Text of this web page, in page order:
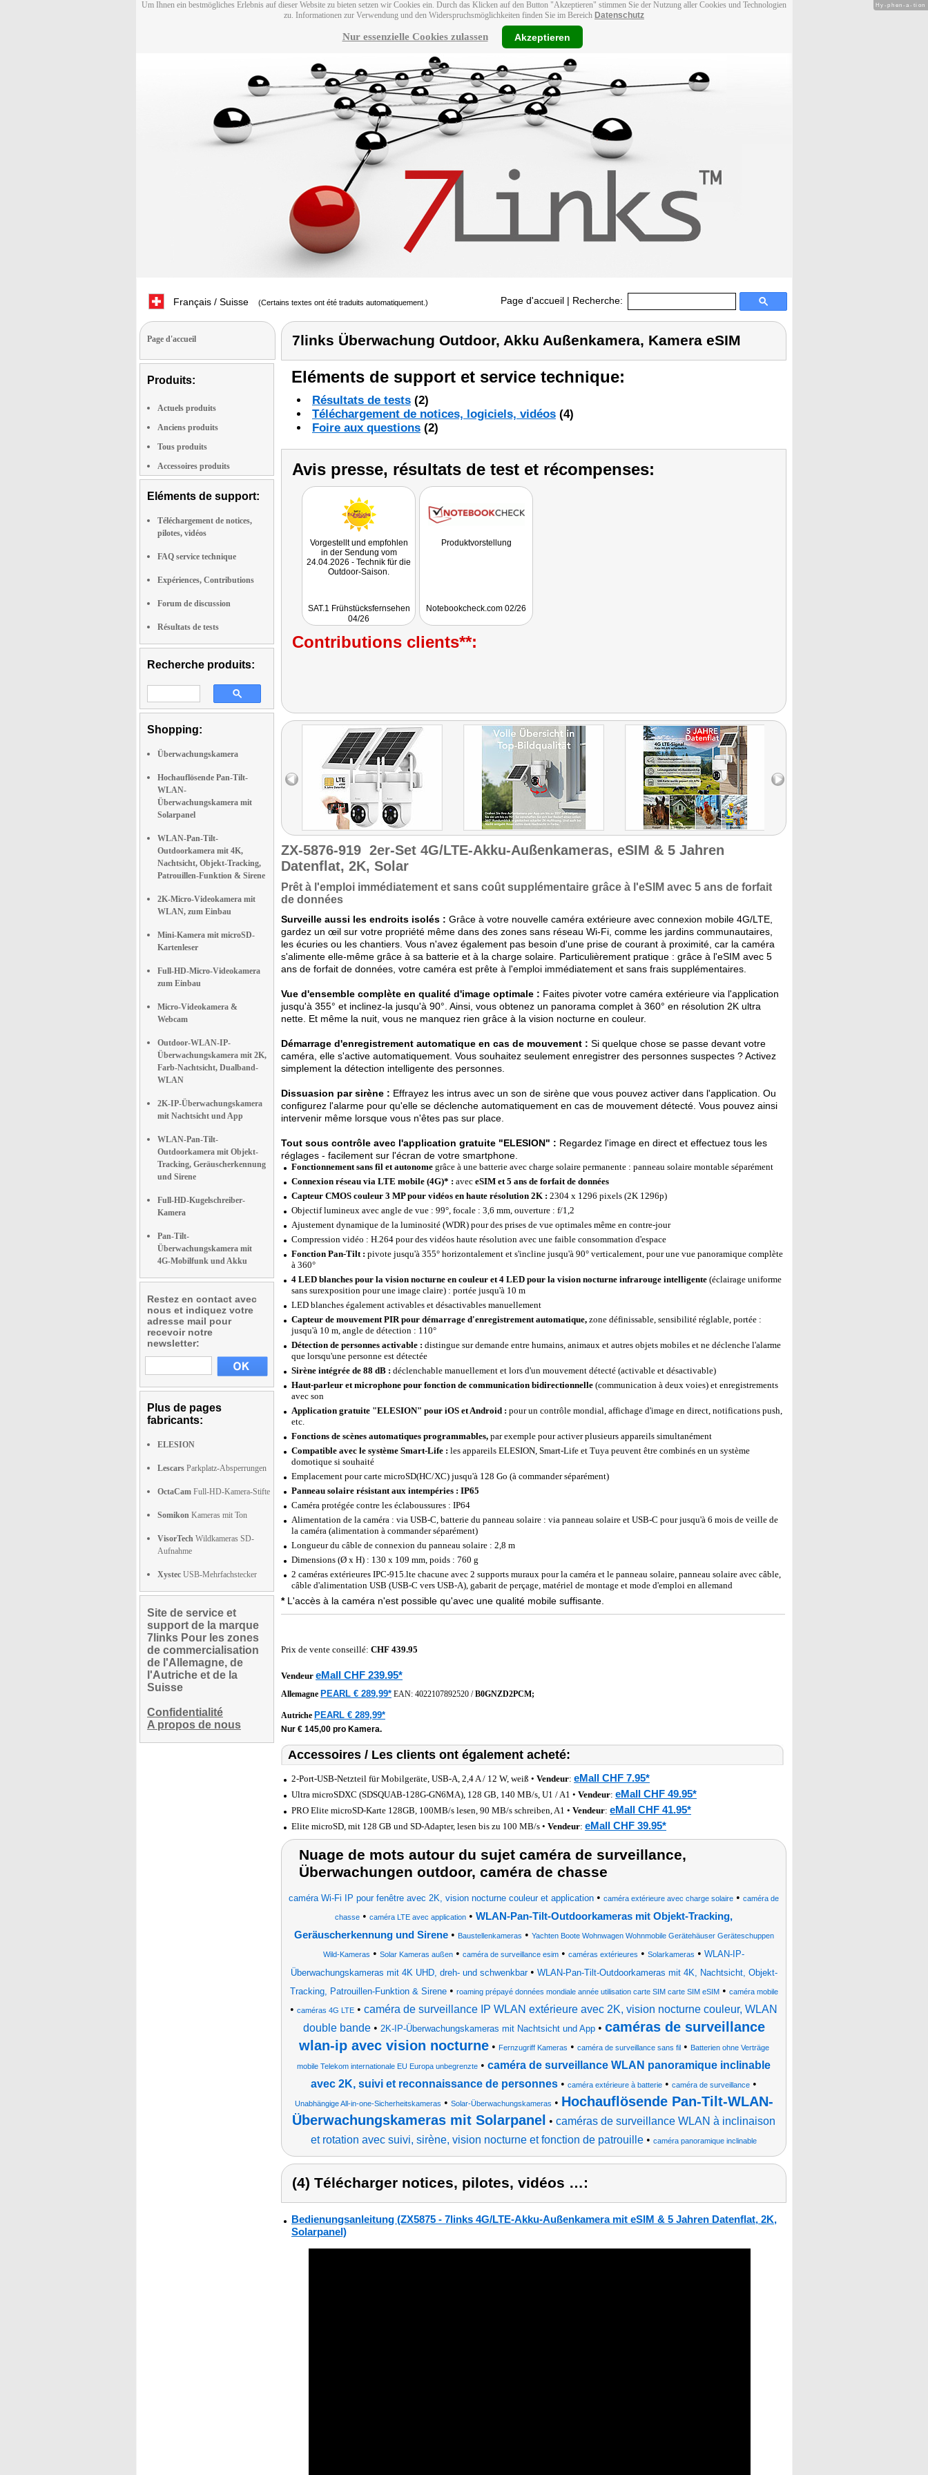
Um Ihnen ein bestmögliches Erlebnis auf dieser Website zu bieten setzen wir Cookies ein. Durch das Klicken auf den Button "Akzeptieren" stimmen Sie der Nutzung aller Cookies und Technologien
zu. Informationen zur Verwendung und den Widerspruchsmöglichkeiten finden Sie im Bereich Datenschutz
Nur essenzielle Cookies zulassen Akzeptieren
Français / Suisse (Certains textes ont été traduits automatiquement.) Page d'accueil | Recherche:
Page d'accueil
Produits:
Actuels produits
Anciens produits
Tous produits
Accessoires produits
Eléments de support:
Téléchargement de notices,
pilotes, vidéos
FAQ service technique
Expériences, Contributions
Forum de discussion
Résultats de tests
Recherche produits:
Shopping:
Überwachungskamera
Hochauflösende Pan-Tilt-
WLAN-
Überwachungskamera mit
Solarpanel
WLAN-Pan-Tilt-
Outdoorkamera mit 4K,
Nachtsicht, Objekt-Tracking,
Patrouillen-Funktion & Sirene
2K-Micro-Videokamera mit
WLAN, zum Einbau
Mini-Kamera mit microSD-
Kartenleser
Full-HD-Micro-Videokamera
zum Einbau
Micro-Videokamera &
Webcam
Outdoor-WLAN-IP-
Überwachungskamera mit 2K,
Farb-Nachtsicht, Dualband-
WLAN
2K-IP-Überwachungskamera
mit Nachtsicht und App
WLAN-Pan-Tilt-
Outdoorkamera mit Objekt-
Tracking, Geräuscherkennung
und Sirene
Full-HD-Kugelschreiber-
Kamera
Pan-Tilt-
Überwachungskamera mit
4G-Mobilfunk und Akku
Restez en contact avec
nous et indiquez votre
adresse mail pour
recevoir notre
newsletter:
Plus de pages
fabricants:
ELESION
Lescars Parkplatz-Absperrungen
OctaCam Full-HD-Kamera-Stifte
Somikon Kameras mit Ton
VisorTech Wildkameras SD-
Aufnahme
Xystec USB-Mehrfachstecker
Site de service et
support de la marque
7links Pour les zones
de commercialisation
de l'Allemagne, de
l'Autriche et de la
Suisse
Confidentialité
A propos de nous
7links Überwachung Outdoor, Akku Außenkamera, Kamera eSIM
Eléments de support et service technique:
Résultats de tests (2)
Téléchargement de notices, logiciels, vidéos (4)
Foire aux questions (2)
Avis presse, résultats de test et récompenses:
Vorgestellt und empfohlen
in der Sendung vom
24.04.2026 - Technik für die
Outdoor-Saison.
SAT.1 Frühstücksfernsehen
04/26
Produktvorstellung
Notebookcheck.com 02/26
Contributions clients**:
ZX-5876-919 2er-Set 4G/LTE-Akku-Außenkameras, eSIM & 5 Jahren
Datenflat, 2K, Solar
Prêt à l'emploi immédiatement et sans coût supplémentaire grâce à l'eSIM avec 5 ans de forfait
de données
Surveille aussi les endroits isolés : Grâce à votre nouvelle caméra extérieure avec connexion mobile 4G/LTE,
gardez un œil sur votre propriété même dans des zones sans réseau Wi-Fi, comme les jardins communautaires,
les écuries ou les chantiers. Vous n'avez également pas besoin d'une prise de courant à proximité, car la caméra
s'alimente elle-même grâce à sa batterie et à la charge solaire. Particulièrement pratique : grâce à l'eSIM avec 5
ans de forfait de données, votre caméra est prête à l'emploi immédiatement et sans frais supplémentaires.
Vue d'ensemble complète en qualité d'image optimale : Faites pivoter votre caméra extérieure via l'application
jusqu'à 355° et inclinez-la jusqu'à 90°. Ainsi, vous obtenez un panorama complet à 360° en résolution 2K ultra
nette. Et même la nuit, vous ne manquez rien grâce à la vision nocturne en couleur.
Démarrage d'enregistrement automatique en cas de mouvement : Si quelque chose se passe devant votre
caméra, elle s'active automatiquement. Vous souhaitez seulement enregistrer des personnes suspectes ? Activez
simplement la détection intelligente des personnes.
Dissuasion par sirène : Effrayez les intrus avec un son de sirène que vous pouvez activer dans l'application. Ou
configurez l'alarme pour qu'elle se déclenche automatiquement en cas de mouvement détecté. Vous pouvez ainsi
intervenir même lorsque vous n'êtes pas sur place.
Tout sous contrôle avec l'application gratuite "ELESION" : Regardez l'image en direct et effectuez tous les
réglages - facilement sur l'écran de votre smartphone.
Fonctionnement sans fil et autonome grâce à une batterie avec charge solaire permanente : panneau solaire montable séparément
Connexion réseau via LTE mobile (4G)* : avec eSIM et 5 ans de forfait de données
Capteur CMOS couleur 3 MP pour vidéos en haute résolution 2K : 2304 x 1296 pixels (2K 1296p)
Objectif lumineux avec angle de vue : 99°, focale : 3,6 mm, ouverture : f/1,2
Ajustement dynamique de la luminosité (WDR) pour des prises de vue optimales même en contre-jour
Compression vidéo : H.264 pour des vidéos haute résolution avec une faible consommation d'espace
Fonction Pan-Tilt : pivote jusqu'à 355° horizontalement et s'incline jusqu'à 90° verticalement, pour une vue panoramique complète
à 360°
4 LED blanches pour la vision nocturne en couleur et 4 LED pour la vision nocturne infrarouge intelligente (éclairage uniforme
sans surexposition pour une image claire) : portée jusqu'à 10 m
LED blanches également activables et désactivables manuellement
Capteur de mouvement PIR pour démarrage d'enregistrement automatique, zone définissable, sensibilité réglable, portée :
jusqu'à 10 m, angle de détection : 110°
Détection de personnes activable : distingue sur demande entre humains, animaux et autres objets mobiles et ne déclenche l'alarme
que lorsqu'une personne est détectée
Sirène intégrée de 88 dB : déclenchable manuellement et lors d'un mouvement détecté (activable et désactivable)
Haut-parleur et microphone pour fonction de communication bidirectionnelle (communication à deux voies) et enregistrements
avec son
Application gratuite "ELESION" pour iOS et Android : pour un contrôle mondial, affichage d'image en direct, notifications push,
etc.
Fonctions de scènes automatiques programmables, par exemple pour activer plusieurs appareils simultanément
Compatible avec le système Smart-Life : les appareils ELESION, Smart-Life et Tuya peuvent être combinés en un système
domotique si souhaité
Emplacement pour carte microSD(HC/XC) jusqu'à 128 Go (à commander séparément)
Panneau solaire résistant aux intempéries : IP65
Caméra protégée contre les éclaboussures : IP64
Alimentation de la caméra : via USB-C, batterie du panneau solaire : via panneau solaire et USB-C pour jusqu'à 6 mois de veille de
la caméra (alimentation à commander séparément)
Longueur du câble de connexion du panneau solaire : 2,8 m
Dimensions (Ø x H) : 130 x 109 mm, poids : 760 g
2 caméras extérieures IPC-915.lte chacune avec 2 supports muraux pour la caméra et le panneau solaire, panneau solaire avec câble,
câble d'alimentation USB (USB-C vers USB-A), gabarit de perçage, matériel de montage et mode d'emploi en allemand
*L'accès à la caméra n'est possible qu'avec une qualité mobile suffisante.
Prix de vente conseillé: CHF 439.95
Vendeur eMall CHF 239.95*
Allemagne PEARL € 289,99* EAN: 4022107892520 /B0GNZD2PCM;
Autriche PEARL € 289,99*
Nur € 145,00 pro Kamera.
Accessoires / Les clients ont également acheté:
2-Port-USB-Netzteil für Mobilgeräte, USB-A, 2,4 A / 12 W, weiß • Vendeur: eMall CHF 7.95*
Ultra microSDXC (SDSQUAB-128G-GN6MA), 128 GB, 140 MB/s, U1 / A1 • Vendeur: eMall CHF 49.95*
PRO Elite microSD-Karte 128GB, 100MB/s lesen, 90 MB/s schreiben, A1 • Vendeur: eMall CHF 41.95*
Elite microSD, mit 128 GB und SD-Adapter, lesen bis zu 100 MB/s • Vendeur: eMall CHF 39.95*
Nuage de mots autour du sujet caméra de surveillance,
Überwachungen outdoor, caméra de chasse
caméra Wi-Fi IP pour fenêtre avec 2K, vision nocturne couleur et application • caméra extérieure avec charge solaire • caméra de
chasse • caméra LTE avec application • WLAN-Pan-Tilt-Outdoorkameras mit Objekt-Tracking,
Geräuscherkennung und Sirene• Baustellenkameras • Yachten Boote Wohnwagen Wohnmobile Gerätehäuser Geräteschuppen
Wild-Kameras • Solar Kameras außen • caméra de surveillance esim • caméras extérieures • Solarkameras • WLAN-IP-
Überwachungskameras mit 4K UHD, dreh- und schwenkbar• WLAN-Pan-Tilt-Outdoorkameras mit 4K, Nachtsicht, Objekt-
Tracking, Patrouillen-Funktion & Sirene• roaming prépayé données mondiale année utilisation carte SIM carte SIM eSIM• caméra mobile
• caméras 4G LTE • caméra de surveillance IP WLAN extérieure avec 2K, vision nocturne couleur, WLAN
double bande• 2K-IP-Überwachungskameras mit Nachtsicht und App• caméras de surveillance
wlan-ip avec vision nocturne• Fernzugriff Kameras • caméra de surveillance sans fil• Batterien ohne Verträge
mobile Telekom internationale EU Europa unbegrenzte • caméra de surveillance WLAN panoramique inclinable
avec 2K, suivi et reconnaissance de personnes • caméra extérieure à batterie • caméra de surveillance •
Unabhängige All-in-one-Sicherheitskameras • Solar-Überwachungskameras • Hochauflösende Pan-Tilt-WLAN-
Überwachungskameras mit Solarpanel
• caméras de surveillance WLAN à inclinaison
et rotation avec suivi, sirène, vision nocturne et fonction de patrouille • caméra panoramique inclinable
(4) Télécharger notices, pilotes, vidéos …:
Bedienungsanleitung (ZX5875 - 7links 4G/LTE-Akku-Außenkamera mit eSIM & 5 Jahren Datenflat, 2K,
Solarpanel)
Hy-phen-a-tion